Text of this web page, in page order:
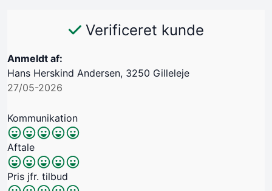
Verificeret kunde
Anmeldt af:
Hans Herskind Andersen, 3250 Gilleleje
27/05-2026
Kommunikation
Aftale
Pris jfr. tilbud